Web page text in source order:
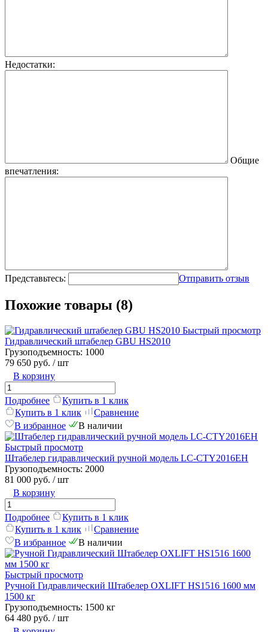
Недостатки:
Общие
впечатления:
Представьтесь: Отправить отзыв
Похожие товары (8)
Быстрый просмотр
Гидравлический штабелер GBU HS2010
Грузоподъемность: 1000
79 650 руб. / шт
В корзину
Подробнее
Купить в 1 клик
Купить в 1 клик
Сравнение
В избранное
В наличии
Быстрый просмотр
Штабелер гидравлический ручной модель LC-CTY2016EH
Грузоподъемность: 2000
81 000 руб. / шт
В корзину
Подробнее
Купить в 1 клик
Купить в 1 клик
Сравнение
В избранное
В наличии
Быстрый просмотр
Ручной Гидравлический Штабелер OXLIFT HS1516 1600 мм
1500 кг
Грузоподъемность: 1500 кг
64 480 руб. / шт